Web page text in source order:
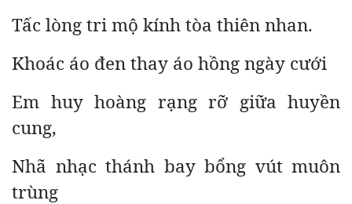
Tấc lòng tri mộ kính tòa thiên nhan.
Khoác áo đen thay áo hồng ngày cưới
Em huy hoàng rạng rỡ giữa huyền
cung,
Nhã nhạc thánh bay bổng vút muôn
trùng